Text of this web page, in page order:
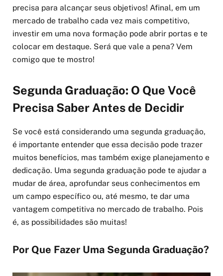
precisa para alcançar seus objetivos! Afinal, em um
mercado de trabalho cada vez mais competitivo,
investir em uma nova formação pode abrir portas e te
colocar em destaque. Será que vale a pena? Vem
comigo que te mostro!
Segunda Graduação: O Que Você
Precisa Saber Antes de Decidir
Se você está considerando uma segunda graduação,
é importante entender que essa decisão pode trazer
muitos benefícios, mas também exige planejamento e
dedicação. Uma segunda graduação pode te ajudar a
mudar de área, aprofundar seus conhecimentos em
um campo específico ou, até mesmo, te dar uma
vantagem competitiva no mercado de trabalho. Pois
é, as possibilidades são muitas!
Por Que Fazer Uma Segunda Graduação?